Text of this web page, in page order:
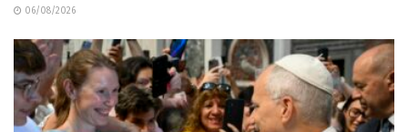
06/08/2026